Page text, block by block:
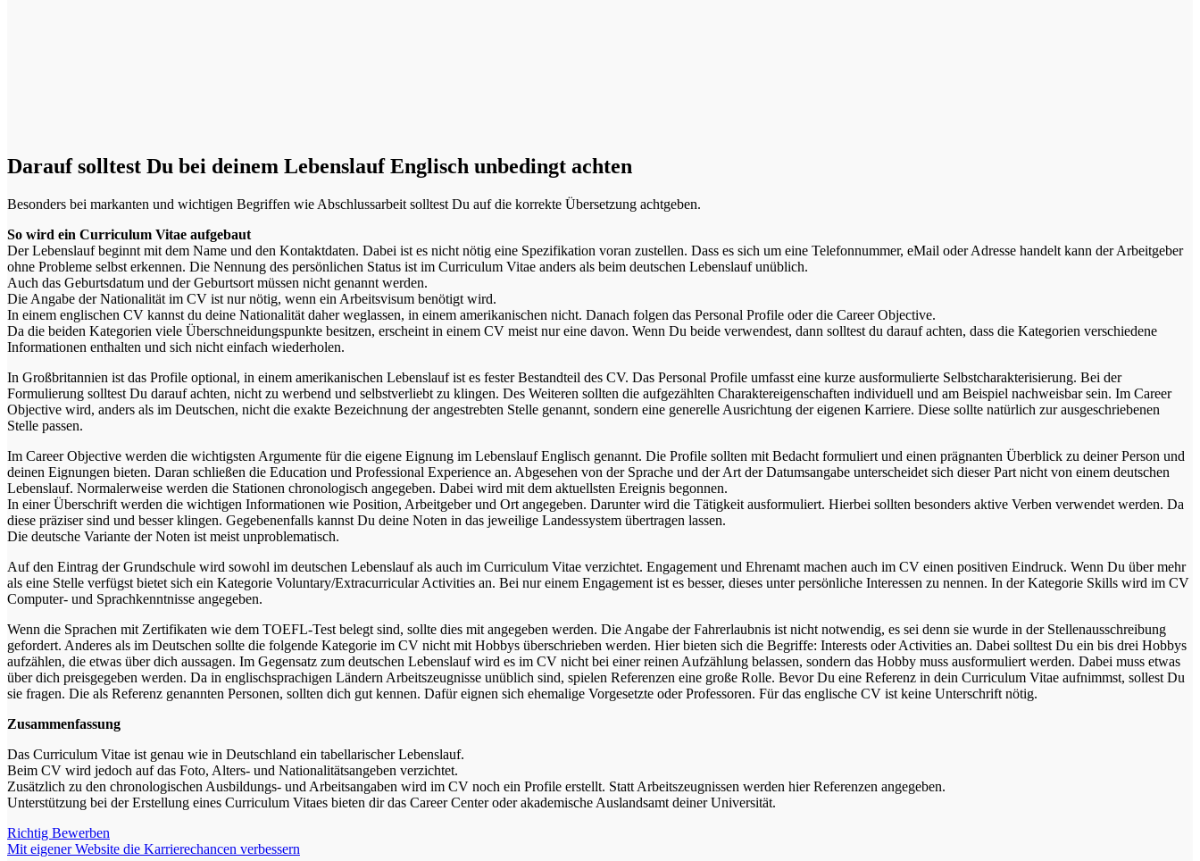
Darauf solltest Du bei deinem Lebenslauf Englisch unbedingt achten
Besonders bei markanten und wichtigen Begriffen wie Abschlussarbeit solltest Du auf die korrekte Übersetzung achtgeben.
So wird ein Curriculum Vitae aufgebaut
Der Lebenslauf beginnt mit dem Name und den Kontaktdaten. Dabei ist es nicht nötig eine Spezifikation voran zustellen. Dass es sich um eine Telefonnummer, eMail oder Adresse handelt kann der Arbeitgeber
ohne Probleme selbst erkennen. Die Nennung des persönlichen Status ist im Curriculum Vitae anders als beim deutschen Lebenslauf unüblich.
Auch das Geburtsdatum und der Geburtsort müssen nicht genannt werden.
Die Angabe der Nationalität im CV ist nur nötig, wenn ein Arbeitsvisum benötigt wird.
In einem englischen CV kannst du deine Nationalität daher weglassen, in einem amerikanischen nicht. Danach folgen das Personal Profile oder die Career Objective.
Da die beiden Kategorien viele Überschneidungspunkte besitzen, erscheint in einem CV meist nur eine davon. Wenn Du beide verwendest, dann solltest du darauf achten, dass die Kategorien verschiedene
Informationen enthalten und sich nicht einfach wiederholen.
In Großbritannien ist das Profile optional, in einem amerikanischen Lebenslauf ist es fester Bestandteil des CV. Das Personal Profile umfasst eine kurze ausformulierte Selbstcharakterisierung. Bei der
Formulierung solltest Du darauf achten, nicht zu werbend und selbstverliebt zu klingen. Des Weiteren sollten die aufgezählten Charaktereigenschaften individuell und am Beispiel nachweisbar sein. Im Career
Objective wird, anders als im Deutschen, nicht die exakte Bezeichnung der angestrebten Stelle genannt, sondern eine generelle Ausrichtung der eigenen Karriere. Diese sollte natürlich zur ausgeschriebenen
Stelle passen.
Im Career Objective werden die wichtigsten Argumente für die eigene Eignung im Lebenslauf Englisch genannt. Die Profile sollten mit Bedacht formuliert und einen prägnanten Überblick zu deiner Person und
deinen Eignungen bieten. Daran schließen die Education und Professional Experience an. Abgesehen von der Sprache und der Art der Datumsangabe unterscheidet sich dieser Part nicht von einem deutschen
Lebenslauf. Normalerweise werden die Stationen chronologisch angegeben. Dabei wird mit dem aktuellsten Ereignis begonnen.
In einer Überschrift werden die wichtigen Informationen wie Position, Arbeitgeber und Ort angegeben. Darunter wird die Tätigkeit ausformuliert. Hierbei sollten besonders aktive Verben verwendet werden. Da
diese präziser sind und besser klingen. Gegebenenfalls kannst Du deine Noten in das jeweilige Landessystem übertragen lassen.
Die deutsche Variante der Noten ist meist unproblematisch.
Auf den Eintrag der Grundschule wird sowohl im deutschen Lebenslauf als auch im Curriculum Vitae verzichtet. Engagement und Ehrenamt machen auch im CV einen positiven Eindruck. Wenn Du über mehr
als eine Stelle verfügst bietet sich ein Kategorie Voluntary/Extracurricular Activities an. Bei nur einem Engagement ist es besser, dieses unter persönliche Interessen zu nennen. In der Kategorie Skills wird im CV
Computer- und Sprachkenntnisse angegeben.
Wenn die Sprachen mit Zertifikaten wie dem TOEFL-Test belegt sind, sollte dies mit angegeben werden. Die Angabe der Fahrerlaubnis ist nicht notwendig, es sei denn sie wurde in der Stellenausschreibung
gefordert. Anderes als im Deutschen sollte die folgende Kategorie im CV nicht mit Hobbys überschrieben werden. Hier bieten sich die Begriffe: Interests oder Activities an. Dabei solltest Du ein bis drei Hobbys
aufzählen, die etwas über dich aussagen. Im Gegensatz zum deutschen Lebenslauf wird es im CV nicht bei einer reinen Aufzählung belassen, sondern das Hobby muss ausformuliert werden. Dabei muss etwas
über dich preisgegeben werden. Da in englischsprachigen Ländern Arbeitszeugnisse unüblich sind, spielen Referenzen eine große Rolle. Bevor Du eine Referenz in dein Curriculum Vitae aufnimmst, sollest Du
sie fragen. Die als Referenz genannten Personen, sollten dich gut kennen. Dafür eignen sich ehemalige Vorgesetzte oder Professoren. Für das englische CV ist keine Unterschrift nötig.
Zusammenfassung
Das Curriculum Vitae ist genau wie in Deutschland ein tabellarischer Lebenslauf.
Beim CV wird jedoch auf das Foto, Alters- und Nationalitätsangeben verzichtet.
Zusätzlich zu den chronologischen Ausbildungs- und Arbeitsangaben wird im CV noch ein Profile erstellt. Statt Arbeitszeugnissen werden hier Referenzen angegeben.
Unterstützung bei der Erstellung eines Curriculum Vitaes bieten dir das Career Center oder akademische Auslandsamt deiner Universität.
Beitragsnavigation
Richtig Bewerben
Mit eigener Website die Karrierechancen verbessern